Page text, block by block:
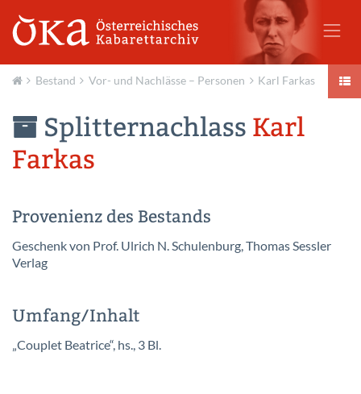
Bestand Vor- und Nachlässe – Personen Karl Farkas
Splitternachlass Karl
Farkas
Provenienz des Bestands
Geschenk von Prof. Ulrich N. Schulenburg, Thomas Sessler
Verlag
Umfang/Inhalt
„Couplet Beatrice“, hs., 3 Bl.